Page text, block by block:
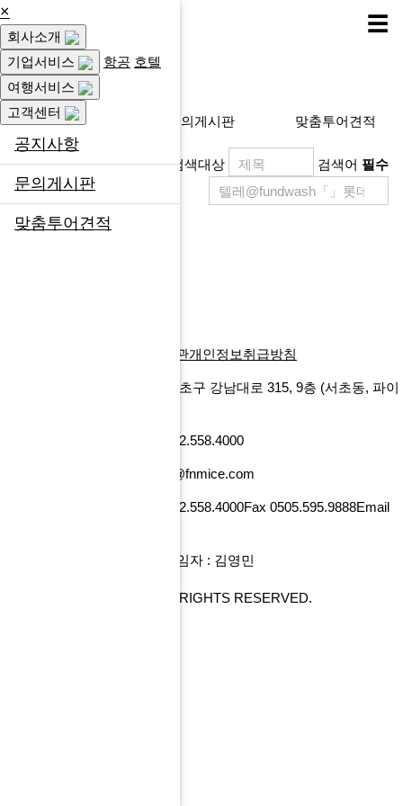
×
회사소개
기업서비스
항공 호텔
여행서비스
고객센터
공지사항
문의게시판
맞춤투어견적
☰
고객센터
공지사항 문의게시판 맞춤투어견적
검색대상 검색어 필수
제목
등록일
이용약관개인정보취급방침
서울특별시 서초구 강남대로 315, 9층 (서초동, 파이
Tel 02.558.4000
Email tour@fnmice.com
Tel 02.558.4000Fax 0505.595.9888Email
개인정보관리 책임자 : 김영민
COPYRIGHT© FNMICE. ALL RIGHTS RESERVED.